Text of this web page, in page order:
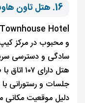
16. هتل تاون هاوس
و محبوب در مرکز
سادگی و دسترسی
هتل
جلسات و رستورانی
دلیل موقعیت مکانی